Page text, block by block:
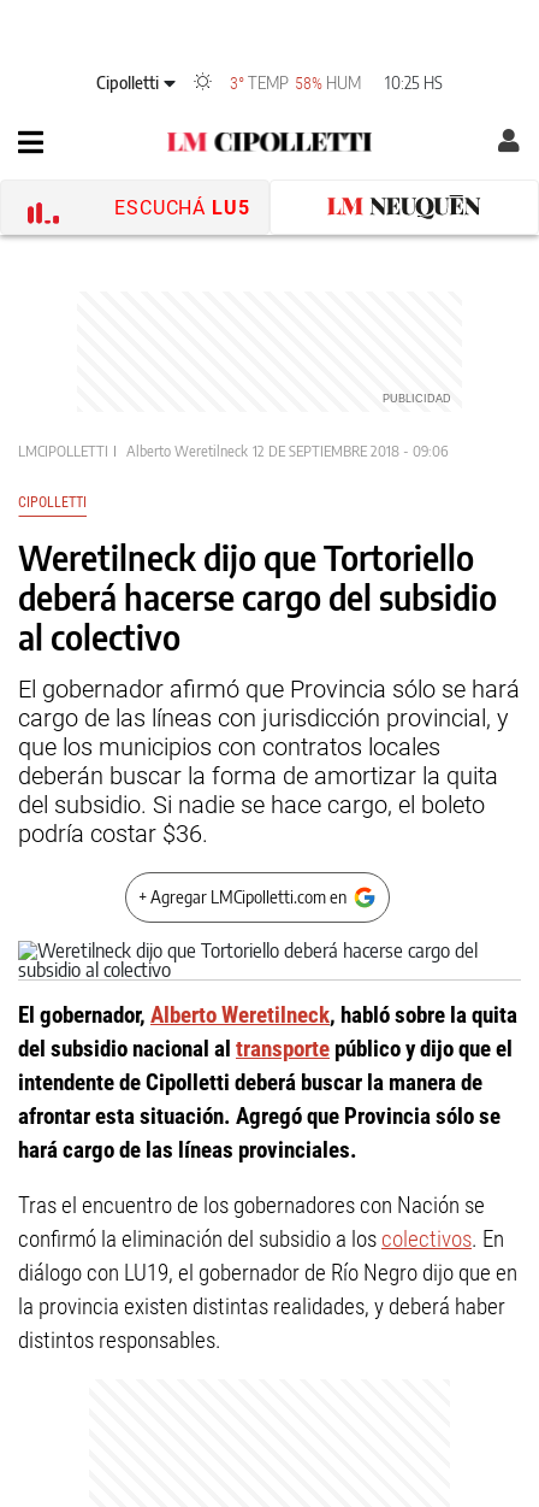
Cipolletti 3°TEMP 58% HUM 10:25 HS
ESCUCHÁ LU5
LMCIPOLLETTI Alberto Weretilneck 12 DE SEPTIEMBRE 2018 - 09:06
CIPOLLETTI
Weretilneck dijo que Tortoriello
deberá hacerse cargo del subsidio
al colectivo
El gobernador afirmó que Provincia sólo se hará
cargo de las líneas con jurisdicción provincial, y
que los municipios con contratos locales
deberán buscar la forma de amortizar la quita
del subsidio. Si nadie se hace cargo, el boleto
podría costar $36.
+ Agregar LMCipolletti.com en
El gobernador, Alberto Weretilneck, habló sobre la quita
del subsidio nacional al transporte público y dijo que el
intendente de Cipolletti deberá buscar la manera de
afrontar esta situación. Agregó que Provincia sólo se
hará cargo de las líneas provinciales.
Tras el encuentro de los gobernadores con Nación se
confirmó la eliminación del subsidio a los colectivos. En
diálogo con LU19, el gobernador de Río Negro dijo que en
la provincia existen distintas realidades, y deberá haber
distintos responsables.